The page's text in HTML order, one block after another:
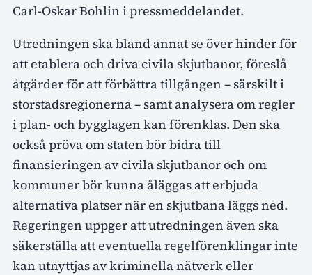
Carl-Oskar Bohlin i pressmeddelandet.
Utredningen ska bland annat se över hinder för
att etablera och driva civila skjutbanor, föreslå
åtgärder för att förbättra tillgången – särskilt i
storstadsregionerna – samt analysera om regler
i plan- och bygglagen kan förenklas. Den ska
också pröva om staten bör bidra till
finansieringen av civila skjutbanor och om
kommuner bör kunna åläggas att erbjuda
alternativa platser när en skjutbana läggs ned.
Regeringen uppger att utredningen även ska
säkerställa att eventuella regelförenklingar inte
kan utnyttjas av kriminella nätverk eller